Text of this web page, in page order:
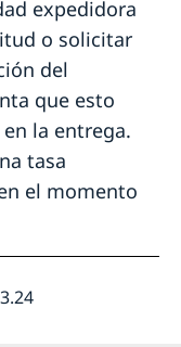
expedidora
o solicitar
del
que esto
la entrega.
tasa
el momento